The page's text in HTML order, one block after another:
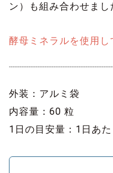
ン）も組み合わせまし
酵母ミネラルを使用し
外装：アルミ袋
内容量：60 粒
1日の目安量：1日あ